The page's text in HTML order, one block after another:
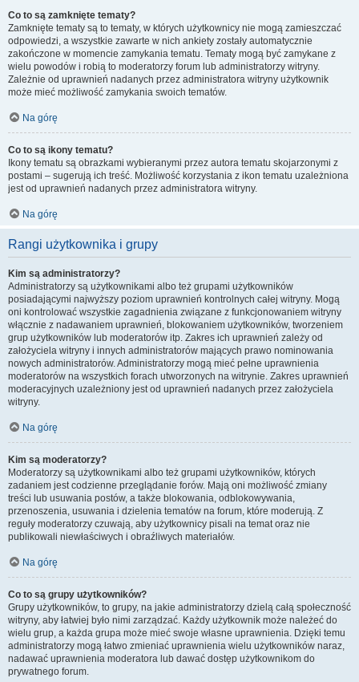
Co to są zamknięte tematy?
Zamknięte tematy są to tematy, w których użytkownicy nie mogą zamieszczać
odpowiedzi, a wszystkie zawarte w nich ankiety zostały automatycznie
zakończone w momencie zamykania tematu. Tematy mogą być zamykane z
wielu powodów i robią to moderatorzy forum lub administratorzy witryny.
Zależnie od uprawnień nadanych przez administratora witryny użytkownik
może mieć możliwość zamykania swoich tematów.
Na górę
Co to są ikony tematu?
Ikony tematu są obrazkami wybieranymi przez autora tematu skojarzonymi z
postami – sugerują ich treść. Możliwość korzystania z ikon tematu uzależniona
jest od uprawnień nadanych przez administratora witryny.
Na górę
Rangi użytkownika i grupy
Kim są administratorzy?
Administratorzy są użytkownikami albo też grupami użytkowników
posiadającymi najwyższy poziom uprawnień kontrolnych całej witryny. Mogą
oni kontrolować wszystkie zagadnienia związane z funkcjonowaniem witryny
włącznie z nadawaniem uprawnień, blokowaniem użytkowników, tworzeniem
grup użytkowników lub moderatorów itp. Zakres ich uprawnień zależy od
założyciela witryny i innych administratorów mających prawo nominowania
nowych administratorów. Administratorzy mogą mieć pełne uprawnienia
moderatorów na wszystkich forach utworzonych na witrynie. Zakres uprawnień
moderacyjnych uzależniony jest od uprawnień nadanych przez założyciela
witryny.
Na górę
Kim są moderatorzy?
Moderatorzy są użytkownikami albo też grupami użytkowników, których
zadaniem jest codzienne przeglądanie forów. Mają oni możliwość zmiany
treści lub usuwania postów, a także blokowania, odblokowywania,
przenoszenia, usuwania i dzielenia tematów na forum, które moderują. Z
reguły moderatorzy czuwają, aby użytkownicy pisali na temat oraz nie
publikowali niewłaściwych i obraźliwych materiałów.
Na górę
Co to są grupy użytkowników?
Grupy użytkowników, to grupy, na jakie administratorzy dzielą całą społeczność
witryny, aby łatwiej było nimi zarządzać. Każdy użytkownik może należeć do
wielu grup, a każda grupa może mieć swoje własne uprawnienia. Dzięki temu
administratorzy mogą łatwo zmieniać uprawnienia wielu użytkowników naraz,
nadawać uprawnienia moderatora lub dawać dostęp użytkownikom do
prywatnego forum.